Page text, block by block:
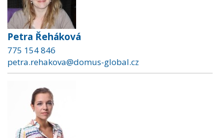
Petra Řeháková
775 154 846
petra.rehakova@domus-global.cz